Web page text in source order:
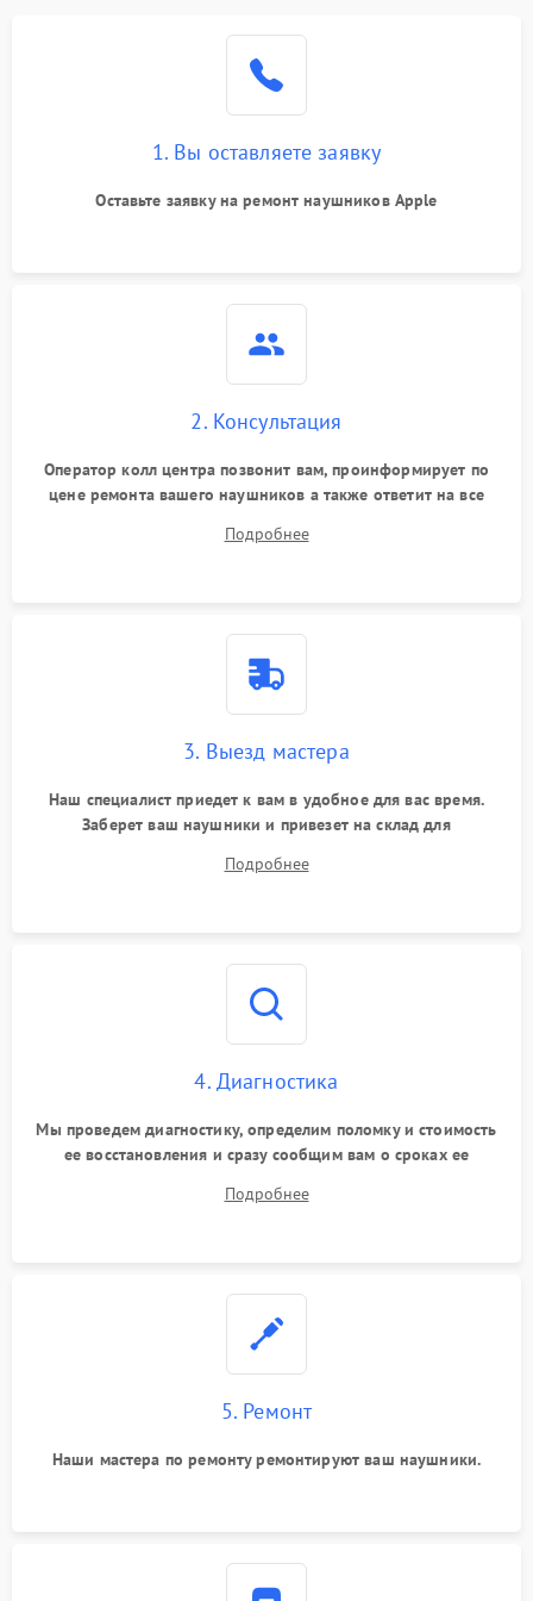
1. Вы оставляете заявку
Оставьте заявку на ремонт наушников Apple
2. Консультация
Оператор колл центра позвонит вам, проинформирует по
цене ремонта вашего наушников а также ответит на все
Подробнее
3. Выезд мастера
Наш специалист приедет к вам в удобное для вас время.
Заберет ваш наушники и привезет на склад для
Подробнее
4. Диагностика
Мы проведем диагностику, определим поломку и стоимость
ее восстановления и сразу сообщим вам о сроках ее
Подробнее
5. Ремонт
Наши мастера по ремонту ремонтируют ваш наушники.